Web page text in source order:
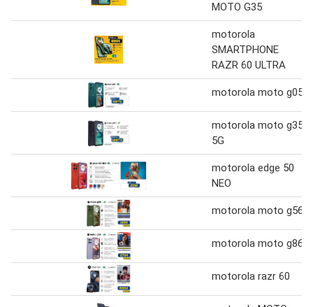
MOTO G35
motorola
SMARTPHONE
RAZR 60 ULTRA
motorola moto g05
motorola moto g35
5G
motorola edge 50
NEO
motorola moto g56
motorola moto g86
motorola razr 60